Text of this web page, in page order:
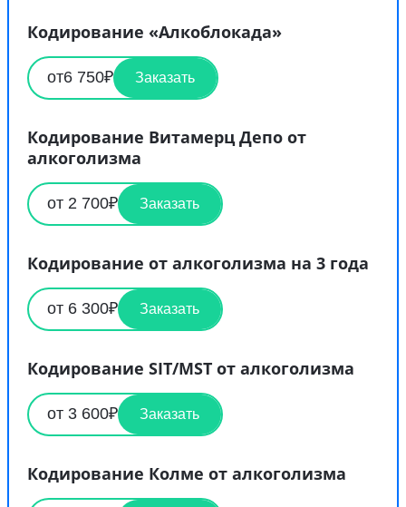
Кодирование «Алкоблокада»
от6 750₽ Заказать
Кодирование Витамерц Депо от
алкоголизма
от 2 700₽ Заказать
Кодирование от алкоголизма на 3 года
от 6 300₽ Заказать
Кодирование SIT/MST от алкоголизма
от 3 600₽ Заказать
Кодирование Колме от алкоголизма